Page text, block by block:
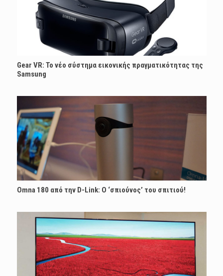
Gear VR: Το νέο σύστημα εικονικής πραγματικότητας της
Samsung
Omna 180 από την D-Link: Ο ‘σπιούνος’ του σπιτιού!